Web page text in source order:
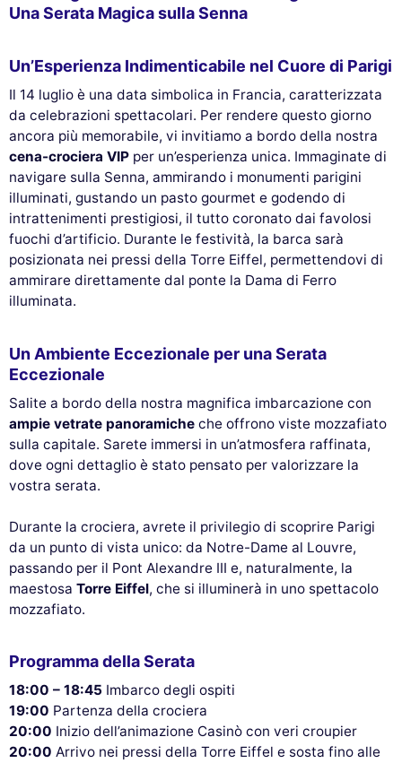
Una Serata Magica sulla Senna
Un’Esperienza Indimenticabile nel Cuore di Parigi
Il 14 luglio è una data simbolica in Francia, caratterizzata
da celebrazioni spettacolari. Per rendere questo giorno
ancora più memorabile, vi invitiamo a bordo della nostra
cena-crociera VIP per un’esperienza unica. Immaginate di
navigare sulla Senna, ammirando i monumenti parigini
illuminati, gustando un pasto gourmet e godendo di
intrattenimenti prestigiosi, il tutto coronato dai favolosi
fuochi d’artificio. Durante le festività, la barca sarà
posizionata nei pressi della Torre Eiffel, permettendovi di
ammirare direttamente dal ponte la Dama di Ferro
illuminata.
Un Ambiente Eccezionale per una Serata
Eccezionale
Salite a bordo della nostra magnifica imbarcazione con
ampie vetrate panoramiche che offrono viste mozzafiato
sulla capitale. Sarete immersi in un’atmosfera raffinata,
dove ogni dettaglio è stato pensato per valorizzare la
vostra serata.
Durante la crociera, avrete il privilegio di scoprire Parigi
da un punto di vista unico: da Notre-Dame al Louvre,
passando per il Pont Alexandre III e, naturalmente, la
maestosa Torre Eiffel, che si illuminerà in uno spettacolo
mozzafiato.
Programma della Serata
18:00 – 18:45 Imbarco degli ospiti
19:00 Partenza della crociera
20:00 Inizio dell’animazione Casinò con veri croupier
20:00 Arrivo nei pressi della Torre Eiffel e sosta fino alle